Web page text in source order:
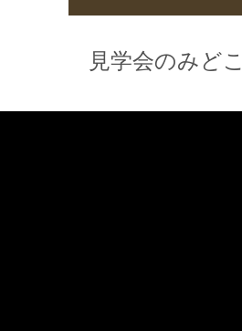
見学会のみど